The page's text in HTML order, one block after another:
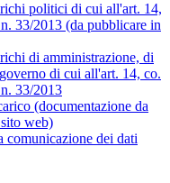
politici di cui all'art. 14,
33/2013 (da pubblicare in
di amministrazione, di
di cui all'art. 14, co.
33/2013
(documentazione da
web)
comunicazione dei dati